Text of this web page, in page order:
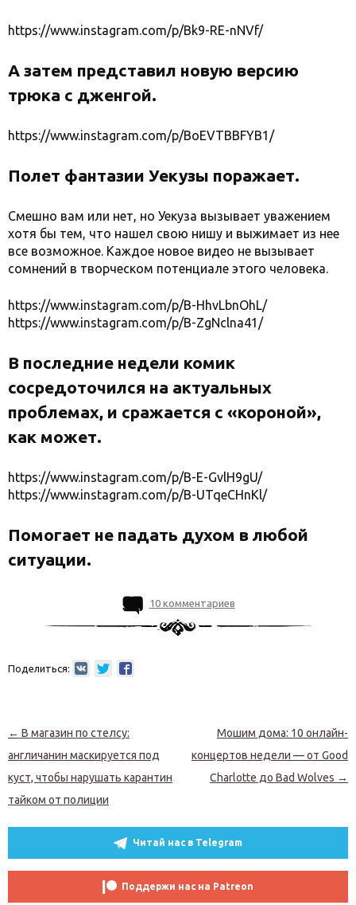
https://www.instagram.com/p/Bk9-RE-nNVf/
А затем представил новую версию
трюка с дженгой.
https://www.instagram.com/p/BoEVTBBFYB1/
Полет фантазии Уекузы поражает.
Смешно вам или нет, но Уекуза вызывает уважением
хотя бы тем, что нашел свою нишу и выжимает из нее
все возможное. Каждое новое видео не вызывает
сомнений в творческом потенциале этого человека.
https://www.instagram.com/p/B-HhvLbnOhL/
https://www.instagram.com/p/B-ZgNclna41/
В последние недели комик
сосредоточился на актуальных
проблемах, и сражается с «короной»,
как может.
https://www.instagram.com/p/B-E-GvlH9gU/
https://www.instagram.com/p/B-UTqeCHnKl/
Помогает не падать духом в любой
ситуации.
10 комментариев
Поделиться:
Навигация по записям
← В магазин по стелсу:
англичанин маскируется под
куст, чтобы нарушать карантин
тайком от полиции
Мошим дома: 10 онлайн-
концертов недели — от Good
Charlotte до Bad Wolves →
Читай нас в Telegram
Поддержи нас на Patreon